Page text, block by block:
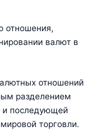
отношения,
валют в
отношений
разделением
и последующей
торговли.